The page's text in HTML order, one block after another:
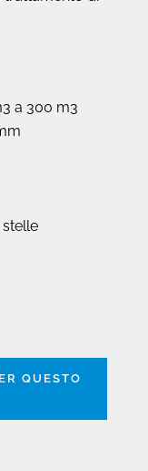
a 300 m3
stelle
QUESTO